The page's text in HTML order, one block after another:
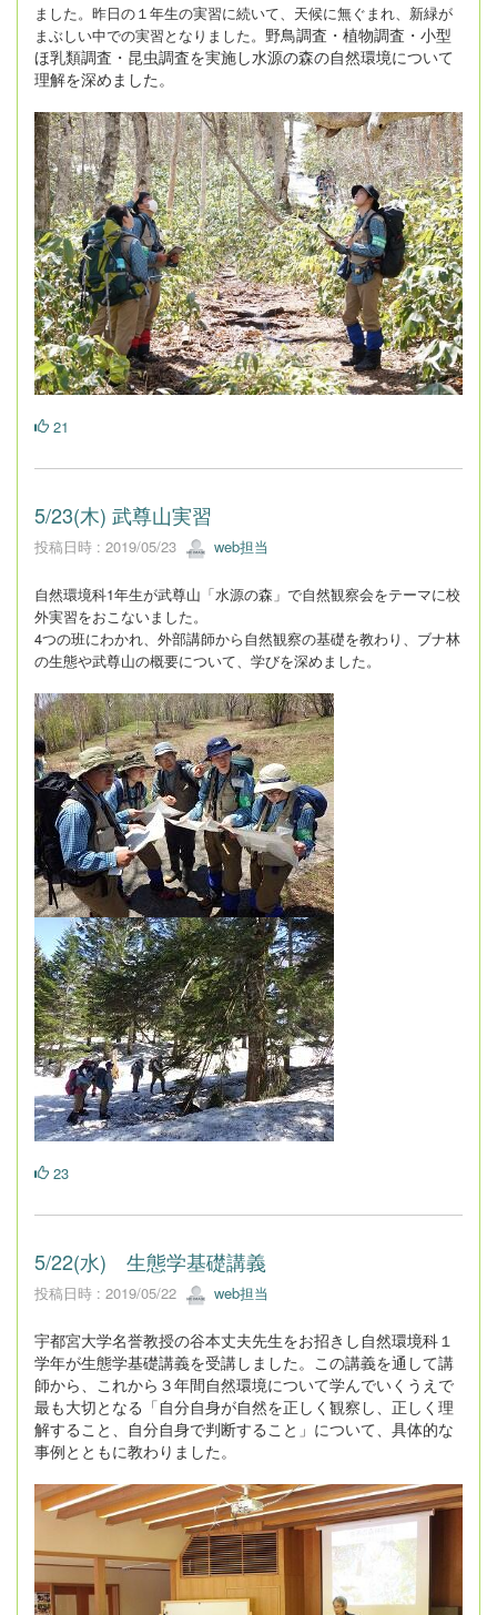
ました。昨日の１年生の実習に続いて、天候に無ぐまれ、新緑が
まぶしい中での実習となりました。 野鳥調査・植物調査・小型
ほ乳類調査・昆虫調査を実施し水源の森の自然環境について
理解を深めました。
21
5/23(木) 武尊山実習
投稿日時 : 2019/05/23 web担当
自然環境科1年生が武尊山「水源の森」で自然観察会をテーマに校
外実習をおこないました。
4つの班にわかれ、外部講師から自然観察の基礎を教わり、ブナ林
の生態や武尊山の概要について、学びを深めました。
23
5/22(水) 生態学基礎講義
投稿日時 : 2019/05/22 web担当
宇都宮大学名誉教授の谷本丈夫先生をお招きし自然環境科１
学年が生態学基礎講義を受講しました。この講義を通して講
師から、これから３年間自然環境について学んでいくうえで
最も大切となる「自分自身が自然を正しく観察し、正しく理
解すること、自分自身で判断すること」について、具体的な
事例とともに教わりました。